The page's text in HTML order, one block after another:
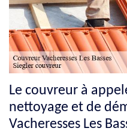
Le couvreur à
nettoyage et de
Vacheresses Les